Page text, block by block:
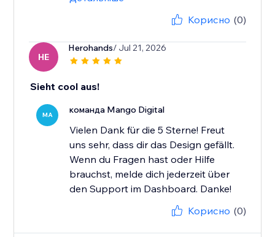
Корисно (0)
HE
Herohands/ Jul 21, 2026
Sieht cool aus!
MA команда Mango Digital
Vielen Dank für die 5 Sterne! Freut
uns sehr, dass dir das Design gefällt.
Wenn du Fragen hast oder Hilfe
brauchst, melde dich jederzeit über
den Support im Dashboard. Danke!
Корисно (0)